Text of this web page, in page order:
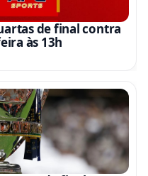
de final contra
às 13h